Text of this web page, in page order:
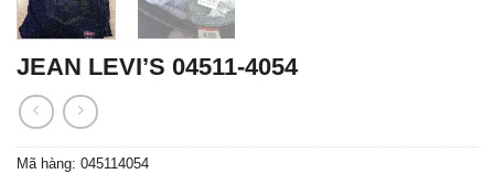
JEAN LEVI’S 04511-4054
Mã hàng: 045114054